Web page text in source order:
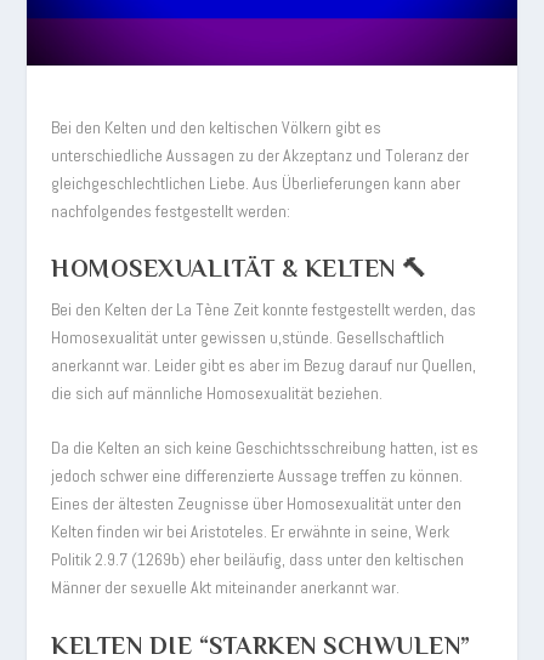
Bei den Kelten und den keltischen Völkern gibt es
unterschiedliche Aussagen zu der Akzeptanz und Toleranz der
gleichgeschlechtlichen Liebe. Aus Überlieferungen kann aber
nachfolgendes festgestellt werden:
HOMOSEXUALITÄT & KELTEN 🔨
Bei den Kelten der La Tène Zeit konnte festgestellt werden, das
Homosexualität unter gewissen u,stünde. Gesellschaftlich
anerkannt war. Leider gibt es aber im Bezug darauf nur Quellen,
die sich auf männliche Homosexualität beziehen.
Da die Kelten an sich keine Geschichtsschreibung hatten, ist es
jedoch schwer eine differenzierte Aussage treffen zu können.
Eines der ältesten Zeugnisse über Homosexualität unter den
Kelten finden wir bei Aristoteles. Er erwähnte in seine, Werk
Politik 2.9.7 (1269b) eher beiläufig, dass unter den keltischen
Männer der sexuelle Akt miteinander anerkannt war.
KELTEN DIE “STARKEN SCHWULEN”